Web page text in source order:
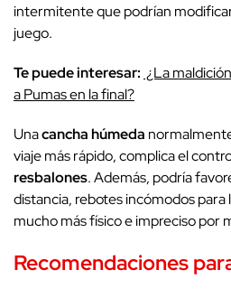
intermitente que podrían
juego.
Te puede interesar: ¿La
a Pumas en la final?
Unacancha húmeda
viaje más rápido, complica el
resbalones. Además, podría
distancia, rebotes incómodos
mucho más físico e impreciso por
Recomendaciones